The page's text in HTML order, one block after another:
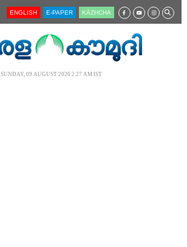
ENGLISH E-PAPER KĀZHCHA
SUNDAY, 09 AUGUST 2026 2.27 AM IST